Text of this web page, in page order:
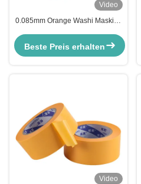
Video
0.085mm Orange Washi Masking
Lackieren von Autobooten
Beste Preis erhalten
Video